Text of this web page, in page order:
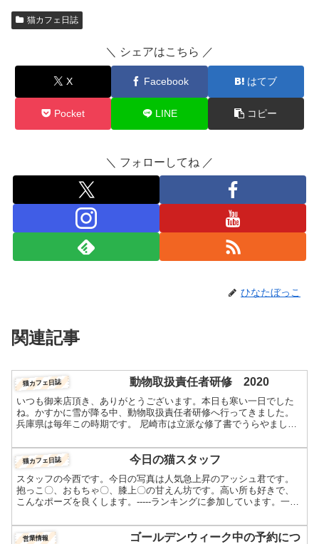
猫カフェ日誌
＼ シェアはこちら ／
X Facebook はてブ
Pocket LINE コピー
＼ フォローしてね ／
ひなたぼっこ
関連記事
猫カフェ日誌 動物取扱責任者研修 2020
いつも御来店頂き、ありがとうございます。本日も寒い一日でした
ね。かすかに雪が降る中、動物取扱責任者研修へ行ってきました。
兵庫県は毎年この時期です。 尼崎市は立派な修了書でうらやましく
猫カフェ日誌 今日の猫スタッフ
スタッフの今西です。今日の写真は人気急上昇のアッシュ君です。
抱っこ〇、おもちゃ〇、膝上〇の甘えん坊です。高い所も好きで、
こんなポーズを良くします。-----ランキングに参加しています。一日
営業情報
ゴールデンウィーク中の予約につ